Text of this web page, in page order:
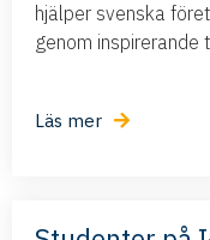
hjälper svenska
genom inspirerande
Läs mer